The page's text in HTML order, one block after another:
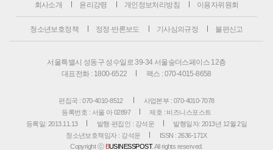
회사소개 윤리강령 개인정보처리방침 이용자위원회
청소년보호정책 정정·반론보도 기사심의규정 불편신고
서울특별시 성동구 성수일로 39-34 서울숲더스페이스 12층
대표전화 : 1800-6522
팩스 : 070-4015-8658
편집국 : 070-4010-8512
사업본부 : 070-4010-7078
등록번호 : 서울 아 02897
제호 : 비즈니스포스트
등록일: 2013.11.13
발행·편집인 : 강석운
발행일자: 2013년 12월 2일
청소년보호책임자 : 강석운
ISSN : 2636-171X
Copyright ⓒ BUSINESSPOST. All rights reserved.